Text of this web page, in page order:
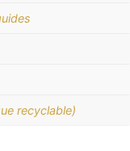
recyclable)